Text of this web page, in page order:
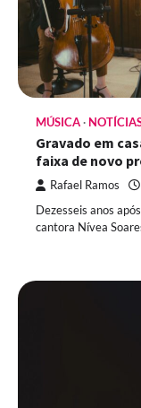
MÚSICA
Gravado em
faixa de novo
Rafael Ramos
Dezesseis anos
cantora Nívea